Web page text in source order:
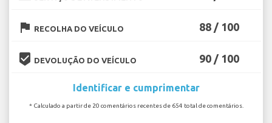
flag RECOLHA DO VEÍCULO 88 / 100
beenhere DEVOLUÇÃO DO VEÍCULO 90 / 100
Identificar e cumprimentar
* Calculado a partir de 20 comentários recentes de 654 total de comentários.